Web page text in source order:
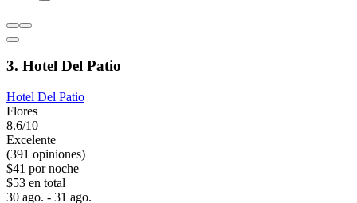
3. Hotel Del Patio
Hotel Del Patio
Flores
8.6/10
Excelente
(391 opiniones)
$41 por noche
$53 en total
30 ago. - 31 ago.